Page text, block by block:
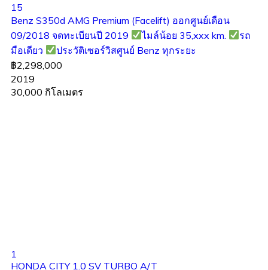
15
Benz S350d AMG Premium (Facelift) ออกศูนย์เดือน
09/2018 จดทะเบียนปี 2019
ไมล์น้อย 35,xxx km.
รถ
มือเดียว
ประวัติเซอร์วิสศูนย์ Benz ทุกระยะ
฿2,298,000
2019
30,000 กิโลเมตร
1
HONDA CITY 1.0 SV TURBO A/T